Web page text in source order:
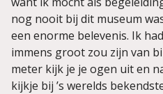
nog nooit bij dit museum
een enorme belevenis. Ik
immens groot zou zijn van
meter kijk je je ogen uit en
kijkje bij ’s werelds